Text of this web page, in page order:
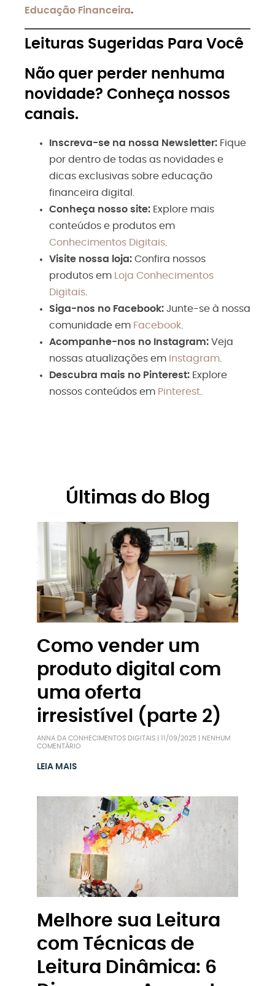
Educação Financeira.
Leituras Sugeridas Para Você
Não quer perder nenhuma
novidade? Conheça nossos
canais.
Inscreva-se na nossa Newsletter: Fique
por dentro de todas as novidades e
dicas exclusivas sobre educação
financeira digital.
Conheça nosso site: Explore mais
conteúdos e produtos em
Conhecimentos Digitais
Visite nossa loja: Confira nossos
produtos em Loja Conhecimentos
Digitais
Siga-nos no Facebook: Junte-se à nossa
comunidade em Facebook
Acompanhe-nos no Instagram: Veja
nossas atualizações em Instagram
Descubra mais no Pinterest: Explore
nossos conteúdos em Pinterest
Últimas do Blog
Como vender um
produto digital com
uma oferta
irresistível (parte 2)
ANNA DA CONHECIMENTOS DIGITAIS 11/09/2025
NENHUM
COMENTÁRIO
LEIA MAIS
Melhore sua Leitura
com Técnicas de
Leitura Dinâmica: 6